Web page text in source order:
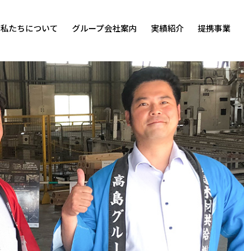
私たちについて グループ会社案内 実績紹介 提携事業